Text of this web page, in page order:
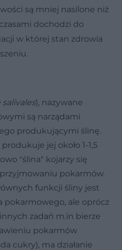
są mniej nasilone niż
dochodzi do
w której stan zdrowia
), nazywane
są narządami
produkującymi ślinę.
jej około 1-1,5
"ślina" kojarzy się
pokarmów.
funkcji śliny jest
pokarmowego, ale oprócz
zadań m.in bierze
pokarmów
cukry), ma działanie